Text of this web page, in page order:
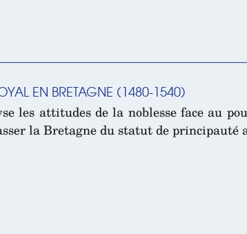
EN BRETAGNE (1480-1540)
les attitudes de la noblesse face au
la Bretagne du statut de principauté